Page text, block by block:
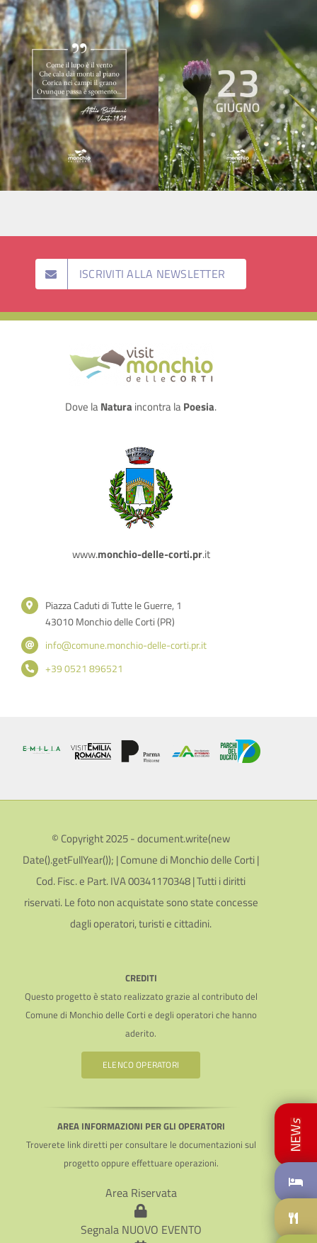
ISCRIVITI ALLA NEWSLETTER
Dove laNatura incontra laPoesia.
www.monchio-delle-corti.pr.it
Piazza Caduti di Tutte le Guerre, 1
43010 Monchio delle Corti (PR)
info@comune.monchio-delle-corti.pr.it
+39 0521 896521
© Copyright 2025 - document.write(new
Date().getFullYear()); | Comune di Monchio delle Corti |
Cod. Fisc. e Part. IVA 00341170348 | Tutti i diritti
riservati. Le foto non acquistate sono state concesse
dagli operatori, turisti e cittadini.
CREDITI
Questo progetto è stato realizzato grazie al contributo del
Comune di Monchio delle Corti e degli operatori che hanno
aderito.
ELENCO OPERATORI
AREA INFORMAZIONI PER GLI OPERATORI
Troverete link diretti per consultare le documentazioni sul
progetto oppure effettuare operazioni.
Area Riservata
Segnala NUOVO EVENTO